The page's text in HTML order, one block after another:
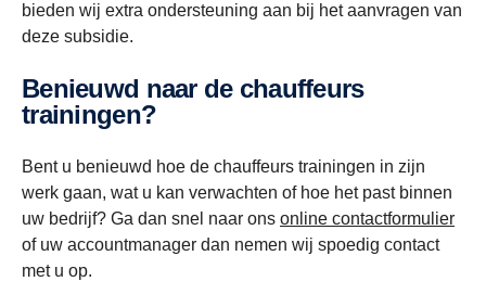
bieden wij extra ondersteuning aan bij het aanvragen van
deze subsidie.
Benieuwd naar de chauffeurs
trainingen?
Bent u benieuwd hoe de chauffeurs trainingen in zijn
werk gaan, wat u kan verwachten of hoe het past binnen
uw bedrijf? Ga dan snel naar ons online contactformulier
of uw accountmanager dan nemen wij spoedig contact
met u op.